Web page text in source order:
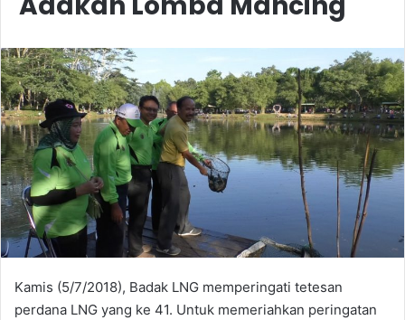
Kamis (5/7/2018), Badak LNG memperingati tetesan
perdana LNG yang ke 41. Untuk memeriahkan peringatan